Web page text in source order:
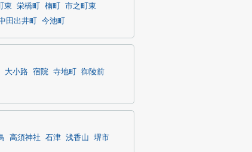
東 栄橋町 楠町
市之町東
田出井町 今池町
大小路 宿院 寺地町
御陵前
高須神社 石津 浅香山
堺市